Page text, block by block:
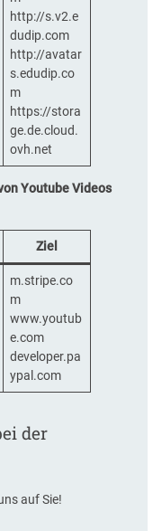
http://s.v2.e
dudip.com
http://avatar
s.edudip.co
m
https://stora
ge.de.cloud.
ovh.net
Youtube Videos
Ziel
m.stripe.co
m
www.youtub
e.com
developer.pa
ypal.com
der
auf Sie!